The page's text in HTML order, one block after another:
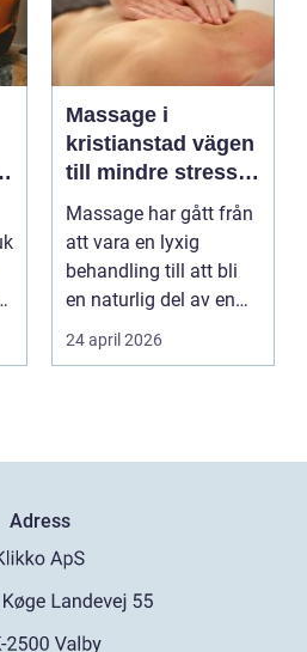
Massage i
kristianstad vägen
till mindre stress
och mer energi i
vardagen
Massage har gått från
att vara en lyxig
behandling till att bli
en naturlig del av en
hållbar livsst...
24 april 2026
Adress